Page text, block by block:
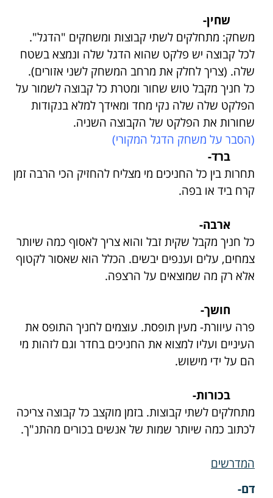
שחין-
משחק: מתחלקים לשתי קבוצות ומשחקים "הדגל".
לכל קבוצה יש פלקט שהוא הדגל שלה ונמצא בשטח
שלה. (צריך לחלק את מרחב המשחק לשני אזורים).
כל חניך מקבל טוש שחור ומטרת כל קבוצה לשמור על
הפלקט שלה שלה נקי מחד ומאידך למלא בנקודות
שחורות את הפלקט של הקבוצה השניה.
(הסבר על משחק הדגל המקורי)
ברד-
תחרות בין כל החניכים מי מצליח להחזיק הכי הרבה זמן
קרח ביד או בפה.
ארבה-
כל חניך מקבל שקית זבל והוא צריך לאסוף כמה שיותר
צמחים, עלים וענפים יבשים. הכלל הוא שאסור לקטוף
אלא רק מה שמוצאים על הרצפה.
חושך-
פרה עיוורת- מעין תופסת. עוצמים לחניך התופס את
העיניים ועליו למצוא את החניכים בחדר וגם לזהות מי
הם על ידי מישוש.
בכורות-
מתחלקים לשתי קבוצות. בזמן מוקצב כל קבוצה צריכה
לכתוב כמה שיותר שמות של אנשים בכורים מהתנ"ך.
המדרשים
דם-